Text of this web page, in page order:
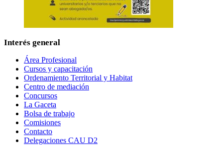
Interés general
Área Profesional
Cursos y capacitación
Ordenamiento Territorial y Habitat
Centro de mediación
Concursos
La Gaceta
Bolsa de trabajo
Comisiones
Contacto
Delegaciones CAU D2